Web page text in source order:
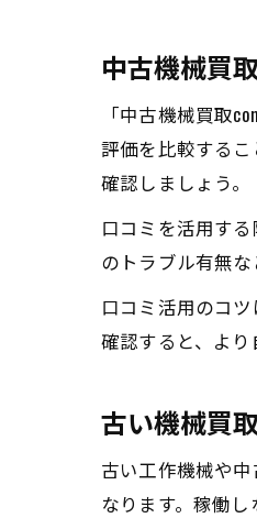
中古機械買
「中古機械買取
評価を比較する
確認しましょう。
口コミを活用す
のトラブル有無
口コミ活用のコ
確認すると、より
古い機械買
古い工作機械や
なります。稼働